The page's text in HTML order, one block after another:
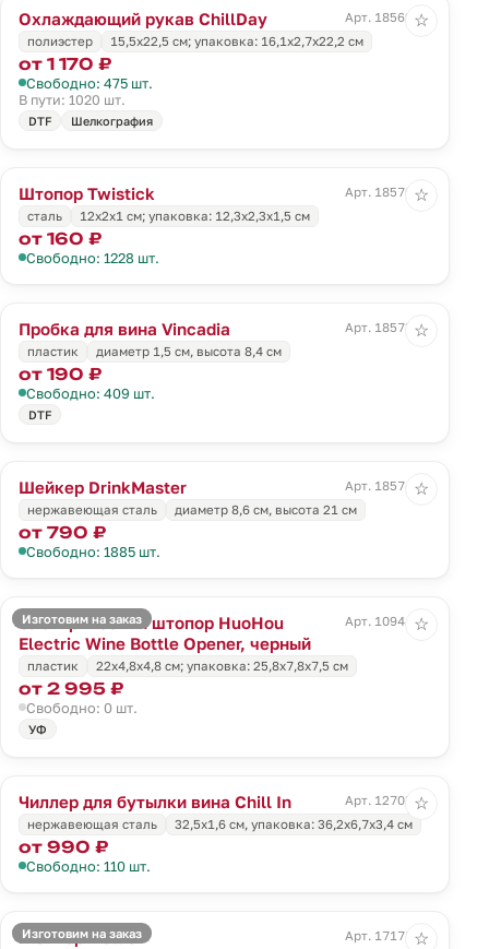
Охлаждающий рукав ChillDay
Арт. 18569.00
полиэстер
15,5х22,5 см; упаковка: 16,1х2,7х22,2 см
от 1 170 ₽
Свободно: 475 шт.
В пути: 1020 шт.
DTF Шелкография
☆
Штопор Twistick
Арт. 18570.00
сталь
12х2х1 см; упаковка: 12,3х2,3х1,5 см
от 160 ₽
Свободно: 1228 шт.
☆
Пробка для вина Vincadia
Арт. 18573.00
пластик
диаметр 1,5 см, высота 8,4 см
от 190 ₽
Свободно: 409 шт.
DTF
☆
Шейкер DrinkMaster
Арт. 18574.00
нержавеющая сталь
диаметр 8,6 см, высота 21 см
от 790 ₽
Свободно: 1885 шт.
☆
Изготовим на заказ
Электрический штопор HuoHou
Electric Wine Bottle Opener, черный
Арт. 10944.30
пластик 22x4,8x4,8 см; упаковка: 25,8x7,8x7,5 см
от 2 995 ₽
Свободно: 0 шт.
УФ
☆
Чиллер для бутылки вина Chill In
Арт. 12703.00
нержавеющая сталь
32,5x1,6 см, упаковка: 36,2x6,7x3,4 см
от 990 ₽
Свободно: 110 шт.
☆
Изготовим на заказ
Шейкер Nellie
Арт. 17178.00
☆